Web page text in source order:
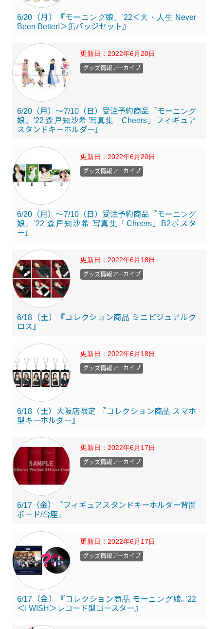
6/20（月）『モーニング娘。'22＜大・人生 Never
Been Better!＞缶バッジセット』
更新日： 2022年6月20日
6/20（月）～7/10（日）受注予約商品『モーニング
娘。'22 森戸知沙希 写真集「Cheers」フィギュア
スタンドキーホルダー』
グッズ情報アーカイブ
更新日： 2022年6月20日
6/20（月）～7/10（日）受注予約商品『モーニング
娘。'22 森戸知沙希 写真集「Cheers」B2ポスタ
ー』
グッズ情報アーカイブ
更新日： 2022年6月18日
6/18（土）『コレクション商品 ミニビジュアルク
ロス』
グッズ情報アーカイブ
更新日： 2022年6月18日
6/18（土）大阪店限定 『コレクション商品 スマホ
型キーホルダー』
グッズ情報アーカイブ
更新日： 2022年6月17日
6/17（金）『フィギュアスタンドキーホルダー背面
ボード/台座』
グッズ情報アーカイブ
更新日： 2022年6月17日
6/17（金）『コレクション商品 モーニング娘｡’22
＜I WISH＞レコード型コースター』
グッズ情報アーカイブ